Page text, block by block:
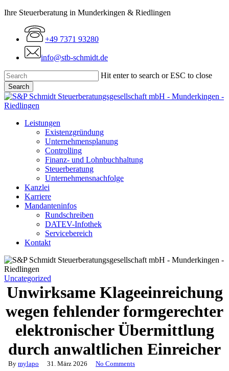
Skip
content
Ihre Steuerberatung in Munderkingen & Riedlingen
+49 7371 93280
info@stb-schmidt.de
Hit enter to search or ESC to close
Search
Close
Search
Menu
Leistungen
Existenzgründung
Unternehmensplanung
Controlling
Finanz- und Lohnbuchhaltung
Steuerberatung
Unternehmensnachfolge
Kanzlei
Karriere
Mandanteninfos
Rundschreiben
DATEV-Infothek
Servicebereich
Kontakt
Uncategorized
Unwirksame Klageeinreichung
wegen fehlender formgerechter
elektronischer Übermittlung
durch anwaltlichen Einreicher
By mylapo 31. März 2026 No Comments